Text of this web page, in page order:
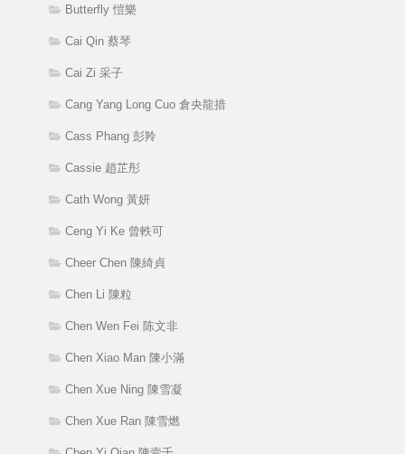
Butterfly 愷樂
Cai Qin 蔡琴
Cai Zi 采子
Cang Yang Long Cuo 倉央龍措
Cass Phang 彭羚
Cassie 趙芷彤
Cath Wong 黃妍
Ceng Yi Ke 曾軼可
Cheer Chen 陳綺貞
Chen Li 陳粒
Chen Wen Fei 陈文非
Chen Xiao Man 陳小滿
Chen Xue Ning 陳雪凝
Chen Xue Ran 陳雪燃